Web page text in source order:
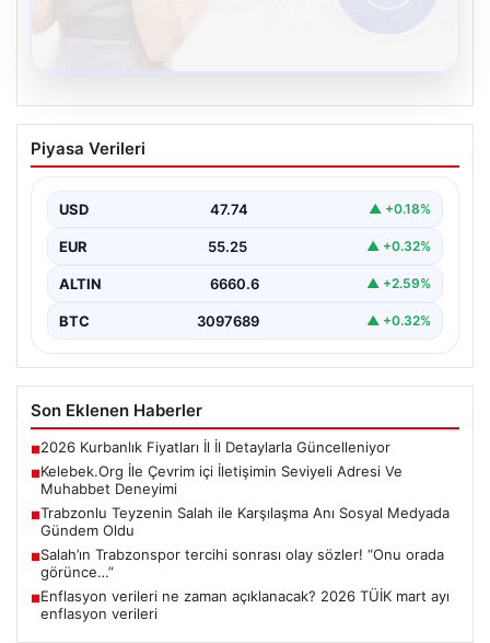
Kelebek.Org İle Çevrim içi İletişimin
Seviyeli Adresi Ve Muhabbet Deneyimi
oluşturması kritik bir değer ifade etmektedir. Halen…
Piyasa Verileri
USD 47.74 ▲ +0.18%
EUR 55.25 ▲ +0.32%
ALTIN 6660.6 ▲ +2.59%
BTC 3097689 ▲ +0.32%
Son Eklenen Haberler
■2026 Kurbanlık Fiyatları İl İl Detaylarla Güncelleniyor
■Kelebek.Org İle Çevrim içi İletişimin Seviyeli Adresi Ve
Muhabbet Deneyimi
■Trabzonlu Teyzenin Salah ile Karşılaşma Anı Sosyal Medyada
Gündem Oldu
■Salah’ın Trabzonspor tercihi sonrası olay sözler! “Onu orada
görünce…”
■Enflasyon verileri ne zaman açıklanacak? 2026 TÜİK mart ayı
enflasyon verileri